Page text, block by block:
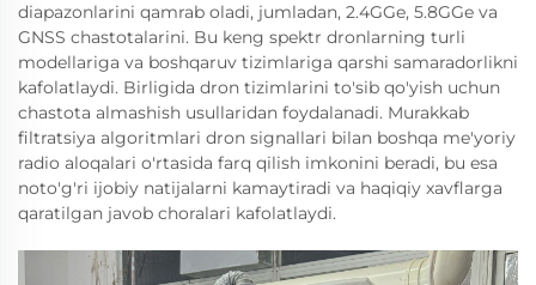
diapazonlarini qamrab oladi, jumladan, 2.4GGe, 5.8GGe va
GNSS chastotalarini. Bu keng spektr dronlarning turli
modellariga va boshqaruv tizimlariga qarshi samaradorlikni
kafolatlaydi. Birligida dron tizimlarini to'sib qo'yish uchun
chastota almashish usullaridan foydalanadi. Murakkab
filtratsiya algoritmlari dron signallari bilan boshqa me'yoriy
radio aloqalari o'rtasida farq qilish imkonini beradi, bu esa
noto'g'ri ijobiy natijalarni kamaytiradi va haqiqiy xavflarga
qaratilgan javob choralari kafolatlaydi.